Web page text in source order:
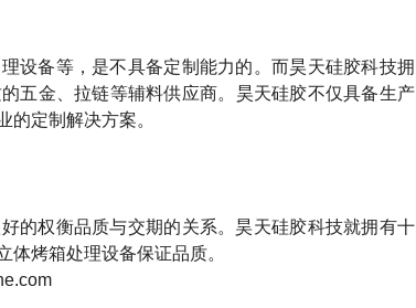
设备等，是不具备定制能力的。而昊天硅胶科技拥
五金、拉链等辅料供应商。昊天硅胶不仅具备生产
的定制解决方案。
的权衡品质与交期的关系。昊天硅胶科技就拥有十
烤箱处理设备保证品质。